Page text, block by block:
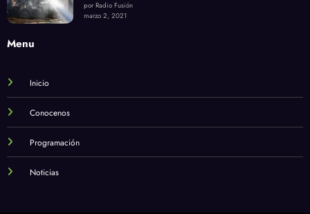
por Radio Fusión
marzo 2, 2021
Menu
Inicio
Conocenos
Programación
Noticias